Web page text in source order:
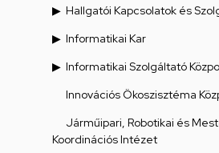
Hallgatói Kapcsolatok és
Informatikai Kar
Informatikai Szolgáltató
Innovációs Ökoszisztéma
Járműipari, Robotikai és
Koordinációs Intézet